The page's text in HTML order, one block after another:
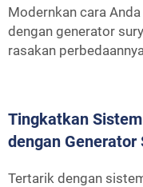
Modernkan cara
dengan generator
rasakan
Tingkatkan
dengan Generator
Tertarik dengan